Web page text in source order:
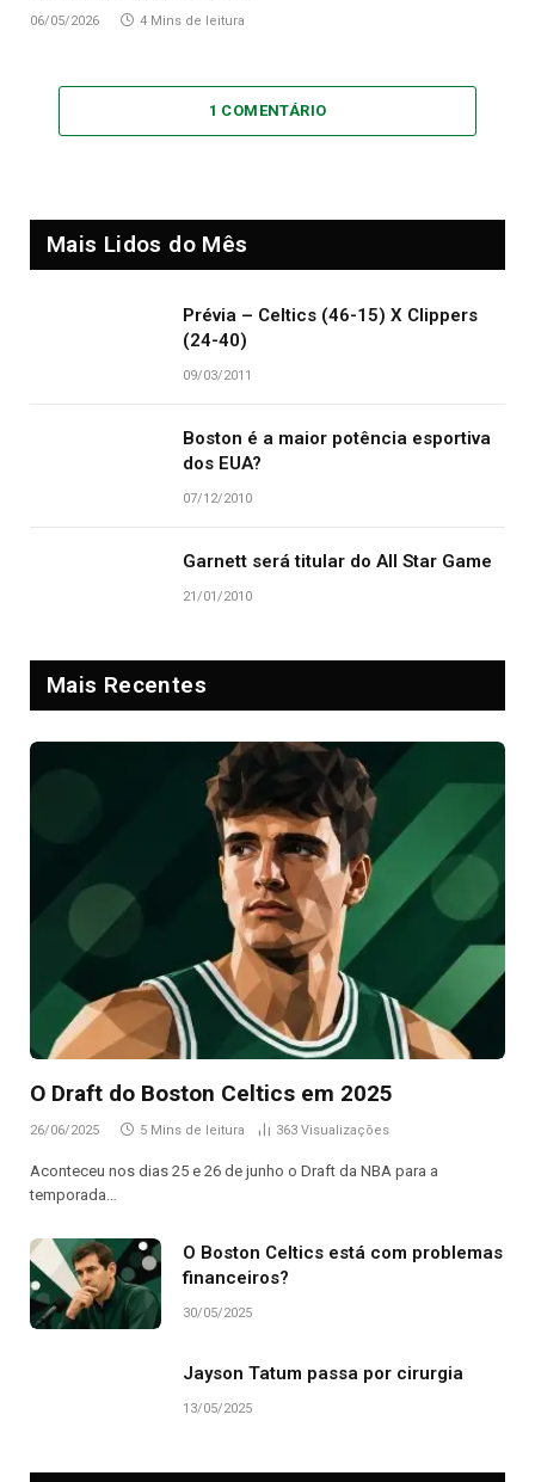
06/05/2026 4 Mins de leitura
1 COMENTÁRIO
Mais Lidos do Mês
Prévia – Celtics (46-15) X Clippers
(24-40)
09/03/2011
Boston é a maior potência esportiva
dos EUA?
07/12/2010
Garnett será titular do All Star Game
21/01/2010
Mais Recentes
O Draft do Boston Celtics em 2025
26/06/2025 5 Mins de leitura 363 Visualizações
Aconteceu nos dias 25 e 26 de junho o Draft da NBA para a
temporada…
O Boston Celtics está com problemas
financeiros?
30/05/2025
Jayson Tatum passa por cirurgia
13/05/2025